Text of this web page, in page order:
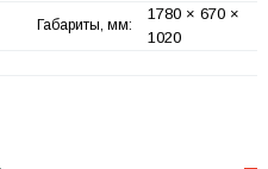
Габариты, мм:
1780 × 670 ×
1020